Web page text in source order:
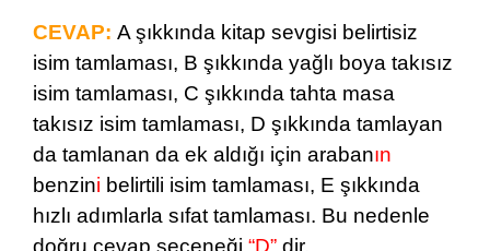
CEVAP: A şıkkında kitap sevgisi belirtisiz
isim tamlaması, B şıkkında yağlı boya takısız
isim tamlaması, C şıkkında tahta masa
takısız isim tamlaması, D şıkkında tamlayan
da tamlanan da ek aldığı için arabanın
benzini belirtili isim tamlaması, E şıkkında
hızlı adımlarla sıfat tamlaması. Bu nedenle
doğru cevap seçeneği “D” dir.